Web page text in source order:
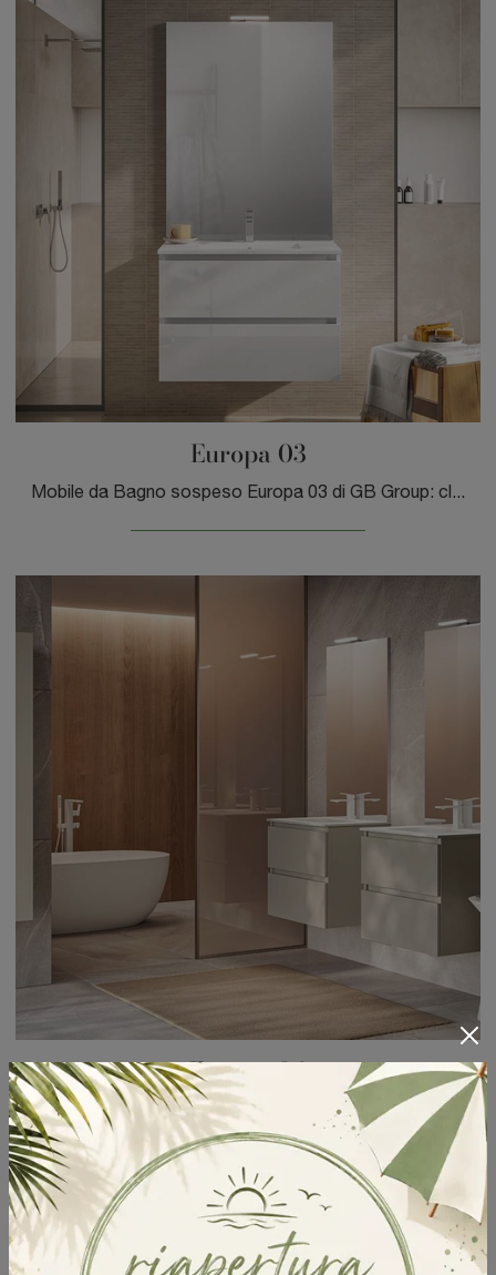
Europa 03
Mobile da Bagno sospeso Europa 03 di GB Group: clicca e ottieni informazioni su mobili bagno sospesi in laccato lucido e elementi accessori del ...
Europa 06